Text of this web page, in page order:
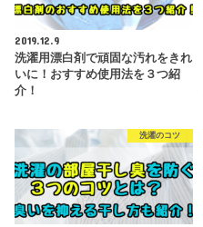
2019.12.9
洗濯用漂白剤で頑固な汚れをきれ
いに！おすすめ使用法を３つ紹
介！
洗濯のコツ